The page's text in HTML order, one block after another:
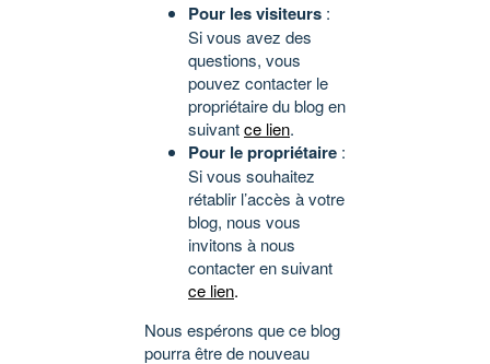
Pour les visiteurs :
Si vous avez des
questions, vous
pouvez contacter le
propriétaire du blog en
suivantce lien.
Pour le propriétaire :
Si vous souhaitez
rétablir l’accès à votre
blog, nous vous
invitons à nous
contacter en suivant
ce lien.
Nous espérons que ce blog
pourra être de nouveau